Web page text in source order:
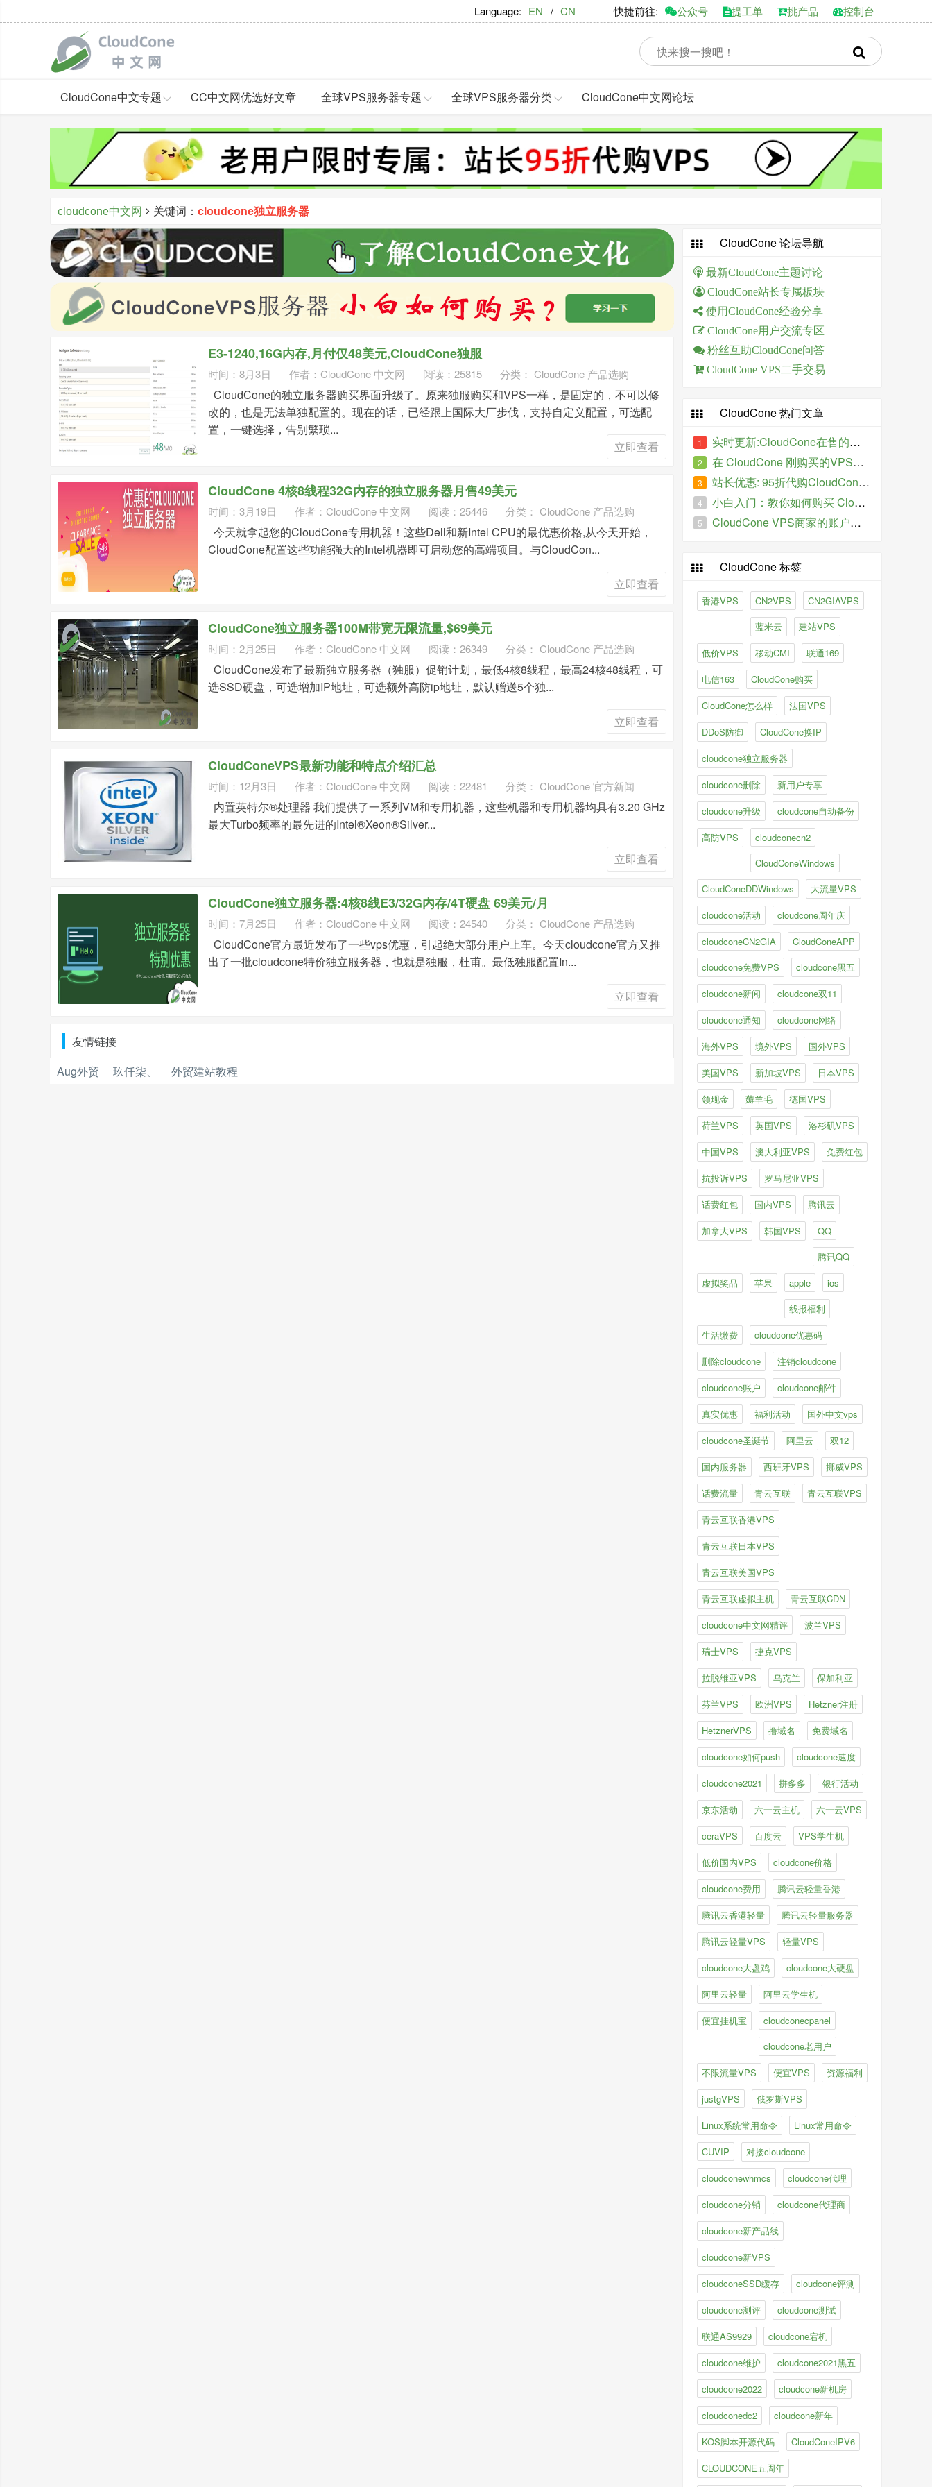
Language: EN / CN 快捷前往: 公众号 提工单 挑产品 控制台
CloudCone中文专题 CC中文网优选好文章 全球VPS服务器专题 全球VPS服务器分类 CloudCone中文网论坛
cloudcone中文网 关键词： cloudcone独立服务器
E3-1240,16G内存,月付仅48美元,CloudCone独服
时间：8月3日 作者： CloudCone 中文网 阅读：25815 分类： CloudCone 产品选购
CloudCone的独立服务器购买界面升级了。原来独服购买和VPS一样，是固定的，不可以修
改的，也是无法单独配置的。现在的话，已经跟上国际大厂步伐，支持自定义配置，可选配
置，一键选择，告别繁琐...
立即查看
CloudCone 4核8线程32G内存的独立服务器月售49美元
时间：3月19日 作者： CloudCone 中文网 阅读：25446 分类： CloudCone 产品选购
今天就拿起您的CloudCone专用机器！这些Dell和新Intel CPU的最优惠价格,从今天开始，
CloudCone配置这些功能强大的Intel机器即可启动您的高端项目。与CloudCon...
立即查看
CloudCone独立服务器100M带宽无限流量,$69美元
时间：2月25日 作者： CloudCone 中文网 阅读：26349 分类： CloudCone 产品选购
CloudCone发布了最新独立服务器（独服）促销计划，最低4核8线程，最高24核48线程，可
选SSD硬盘，可选增加IP地址，可选额外高防ip地址，默认赠送5个独...
立即查看
CloudConeVPS最新功能和特点介绍汇总
时间：12月3日 作者： CloudCone 中文网 阅读：22481 分类： CloudCone 官方新闻
内置英特尔®处理器 我们提供了一系列VM和专用机器，这些机器和专用机器均具有3.20 GHz
最大Turbo频率的最先进的Intel®Xeon®Silver...
立即查看
CloudCone独立服务器:4核8线E3/32G内存/4T硬盘 69美元/月
时间：7月25日 作者： CloudCone 中文网 阅读：24540 分类： CloudCone 产品选购
CloudCone官方最近发布了一些vps优惠，引起绝大部分用户上车。今天cloudcone官方又推
出了一批cloudcone特价独立服务器，也就是独服，杜甫。最低独服配置In...
立即查看
友情链接
Aug外贸
玖仟柒、 外贸建站教程
CloudCone 论坛导航
最新CloudCone主题讨论
CloudCone站长专属板块
使用CloudCone经验分享
CloudCone用户交流专区
粉丝互助CloudCone问答
CloudCone VPS二手交易
CloudCone 热门文章
1 实时更新:CloudCone在售的特价VPS
2 在 CloudCone 刚购买的VPS服务器IP被墙了怎么办？
3 站长优惠: 95折代购CloudCone VPS
4 小白入门：教你如何购买 CloudCone 的VPS主机
5 CloudCone VPS商家的账户如何进行全额退款、提现操作？
CloudCone 标签
香港VPS CN2VPS
CN2GIAVPS
蓝米云
建站VPS
低价VPS
移动CMI
联通169
电信163
CloudCone购买
CloudCone怎么样
法国VPS
DDoS防御
CloudCone换IP
cloudcone独立服务器
cloudcone删除
新用户专享
cloudcone升级
cloudcone自动备份
高防VPS
cloudconecn2
CloudConeWindows
CloudConeDDWindows
大流量VPS
cloudcone活动
cloudcone周年庆
cloudconeCN2GIA
CloudConeAPP
cloudcone免费VPS
cloudcone黑五
cloudcone新闻
cloudcone双11
cloudcone通知
cloudcone网络
海外VPS
境外VPS
国外VPS
美国VPS
新加坡VPS
日本VPS
领现金
薅羊毛
德国VPS
荷兰VPS
英国VPS
洛杉矶VPS
中国VPS
澳大利亚VPS
免费红包
抗投诉VPS
罗马尼亚VPS
话费红包
国内VPS
腾讯云
加拿大VPS
韩国VPS
QQ
腾讯QQ
虚拟奖品
苹果 apple
ios
线报福利
生活缴费
cloudcone优惠码
删除cloudcone
注销cloudcone
cloudcone账户
cloudcone邮件
真实优惠
福利活动
国外中文vps
cloudcone圣诞节
阿里云
双12
国内服务器
西班牙VPS
挪威VPS
话费流量
青云互联
青云互联VPS
青云互联香港VPS
青云互联日本VPS
青云互联美国VPS
青云互联虚拟主机
青云互联CDN
cloudcone中文网精评
波兰VPS
瑞士VPS
捷克VPS
拉脱维亚VPS
乌克兰
保加利亚
芬兰VPS
欧洲VPS
Hetzner注册
HetznerVPS
撸域名
免费域名
cloudcone如何push
cloudcone速度
cloudcone2021
拼多多
银行活动
京东活动
六一云主机
六一云VPS
ceraVPS
百度云
VPS学生机
低价国内VPS
cloudcone价格
cloudcone费用
腾讯云轻量香港
腾讯云香港轻量
腾讯云轻量服务器
腾讯云轻量VPS
轻量VPS
cloudcone大盘鸡
cloudcone大硬盘
阿里云轻量
阿里云学生机
便宜挂机宝
cloudconecpanel
cloudcone老用户
不限流量VPS
便宜VPS
资源福利
justgVPS
俄罗斯VPS
Linux系统常用命令
Linux常用命令
CUVIP
对接cloudcone
cloudconewhmcs
cloudcone代理
cloudcone分销
cloudcone代理商
cloudcone新产品线
cloudcone新VPS
cloudconeSSD缓存
cloudcone评测
cloudcone测评
cloudcone测试
联通AS9929
cloudcone宕机
cloudcone维护
cloudcone2021黑五
cloudcone2022
cloudcone新机房
cloudconedc2
cloudcone新年
KOS脚本开源代码
CloudConeIPV6
CLOUDCONE五周年